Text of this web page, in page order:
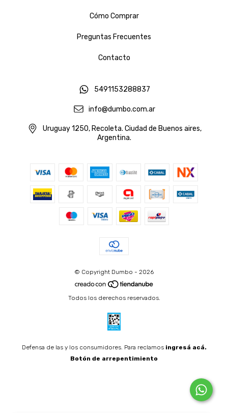
Cómo Comprar
Preguntas Frecuentes
Contacto
5491153288837
info@dumbo.com.ar
Uruguay 1250, Recoleta. Ciudad de Buenos aires,
Argentina.
© Copyright Dumbo - 2026
Todos los derechos reservados.
Defensa de las y los consumidores. Para reclamos ingresá acá.
Botón de arrepentimiento